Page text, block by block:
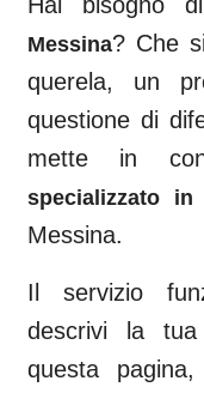
Messina? Che
querela, un
questione di
mette in
specializzato
Messina.
Il servizio
descrivi la
questa